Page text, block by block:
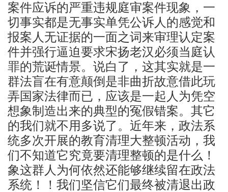
案件应诉的严重违规庭审案件现象，一
切事实都是无事实单凭公诉人的感觉和
报案人无证据的一面之词来审理认定案
件并强行逼迫要求宋扬老汉必须当庭认
罪的荒诞情景。说白了，这其实就是一
群法盲在有意颠倒是非曲折故意借此玩
弄国家法律而已，应该是一起人为凭空
想象制造出来的典型的冤假错案。其它
的我们就不用多说了。近年来，政法系
统多次开展的教育清理大整顿活动，我
们不知道它究竟要清理整顿的是什么！
象这群人为何依然还能够继续留在政法
系统！！我们坚信它们最终被清退出政